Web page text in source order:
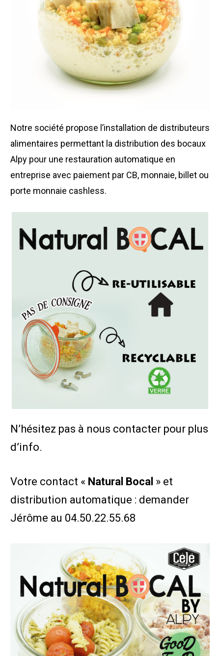
Notre société propose l’installation de distributeurs
alimentaires permettant la distribution des bocaux
Alpy pour une restauration automatique en
entreprise avec paiement par CB, monnaie, billet ou
porte monnaie cashless.
N’hésitez pas à nous contacter pour plus
d’info.
Votre contact « Natural Bocal » et
distribution automatique : demander
Jérôme au 04.50.22.55.68